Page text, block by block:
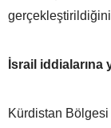
İsrail iddialarına
Kürdistan